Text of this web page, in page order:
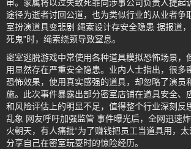
审。家属将以过失致死罪向涉事公司负责人提起
途径为逝者讨回公道，也为类似行业的从业者争
室扮演道具变悲剧 绳索设计存安全隐患 据报道
死鬼”时，绳索绕颈导致窒息。
密室逃脱游戏中常使用各种道具模拟恐怖场景，
用显然存在严重安全隐患。业内人士指出，很多
恐怖效果，使用真实感强的道具，却忽略了演员
施。此次事件暴露出部分密室店铺在道具安全、
和风险评估上的明显不足，值得整个行业深刻反
乱象 网友呼吁加强监管 事件曝光后，全网迅速
火朝天，有人痛批“为了赚钱把员工当道具用，太
分享自己在密室玩耍时的惊险经历。